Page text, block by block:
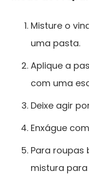
Misture o
uma pasta.
Aplique a
com uma
Deixe agir
Enxágue
Para roupas
mistura